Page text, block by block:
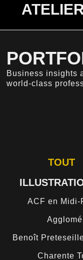
Business insights
world-class
TOUT
ACF en Midi-
Benoît
Charente